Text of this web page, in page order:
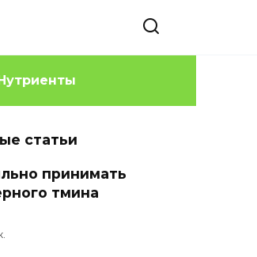
статьи
принимать
тмина